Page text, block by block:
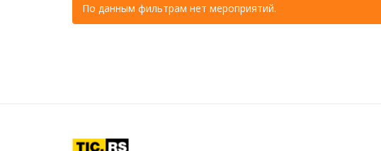
По данным фильтрам нет мероприятий.